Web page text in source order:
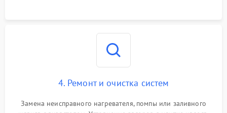
4. Ремонт и очистка систем
Замена неисправного нагревателя, помпы или заливного